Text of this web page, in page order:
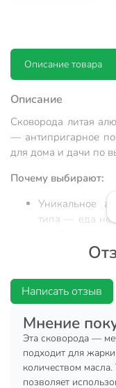
Описание товара
Описание
Сковорода литая
— антипригарное
для дома и дачи по
Почему выбирают:
Уникальное
типа — еда не
Оптимальный
для удобства
— идеальна
Ищете, какую
или омлета? Литая
Написать отзыв
Мнение
Эта сковорода —
подходит для
количеством
позволяет